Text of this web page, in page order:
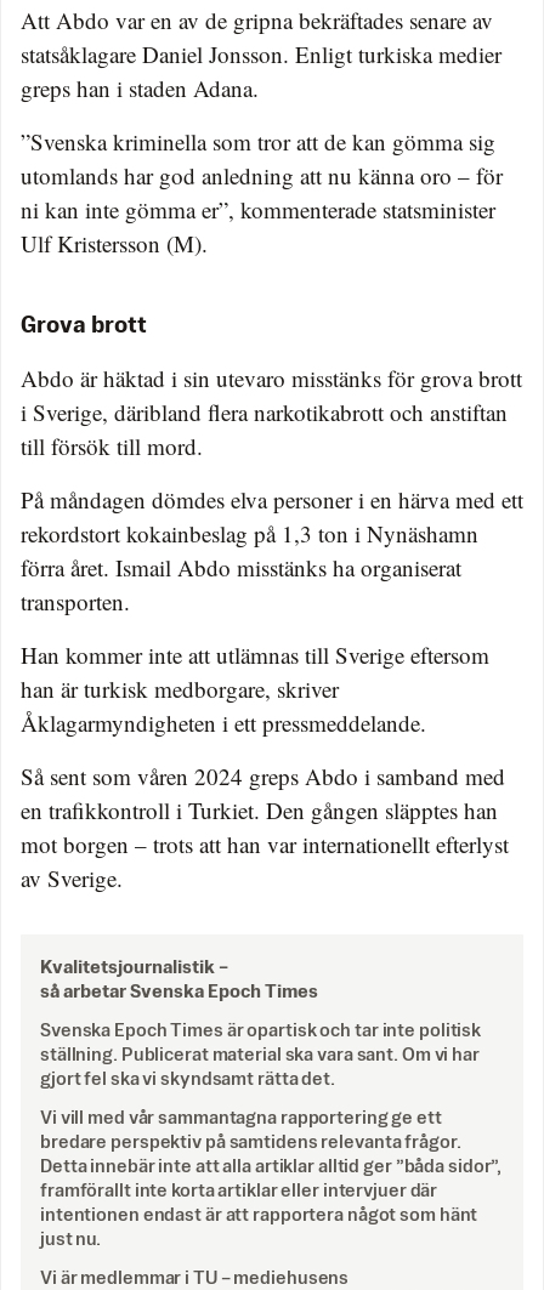
Att Abdo var en av de gripna bekräftades senare av
statsåklagare Daniel Jonsson. Enligt turkiska medier
greps han i staden Adana.
”Svenska kriminella som tror att de kan gömma sig
utomlands har god anledning att nu känna oro – för
ni kan inte gömma er”, kommenterade statsminister
Ulf Kristersson (M).
Grova brott
Abdo är häktad i sin utevaro misstänks för grova brott
i Sverige, däribland flera narkotikabrott och anstiftan
till försök till mord.
På måndagen dömdes elva personer i en härva med ett
rekordstort kokainbeslag på 1,3 ton i Nynäshamn
förra året. Ismail Abdo misstänks ha organiserat
transporten.
Han kommer inte att utlämnas till Sverige eftersom
han är turkisk medborgare, skriver
Åklagarmyndigheten i ett pressmeddelande.
Så sent som våren 2024 greps Abdo i samband med
en trafikkontroll i Turkiet. Den gången släpptes han
mot borgen – trots att han var internationellt efterlyst
av Sverige.
Kvalitetsjournalistik –
så arbetar Svenska Epoch Times
Svenska Epoch Times är opartisk och tar inte politisk
ställning. Publicerat material ska vara sant. Om vi har
gjort fel ska vi skyndsamt rätta det.
Vi vill med vår sammantagna rapportering ge ett
bredare perspektiv på samtidens relevanta frågor.
Detta innebär inte att alla artiklar alltid ger ”båda sidor”,
framförallt inte korta artiklar eller intervjuer där
intentionen endast är att rapportera något som hänt
just nu.
Vi är medlemmar i TU – mediehusens